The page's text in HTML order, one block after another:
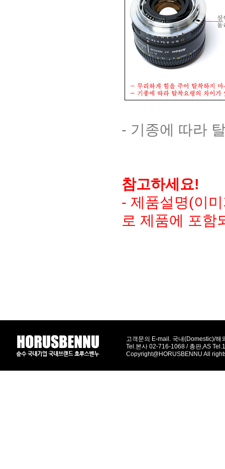
- 기종에 따라
참고하세요!
- 제품설명(이
로 제품에 포함
고객문의 E-mail. 국내(Domestic)/
Tel.본사 02-716-1068 / 총판,AS
Copyright@HORUSBENNU All